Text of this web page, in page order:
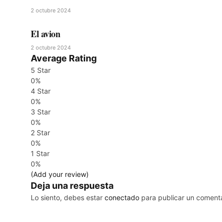
2 octubre 2024
El avion
2 octubre 2024
Average Rating
5 Star
0%
4 Star
0%
3 Star
0%
2 Star
0%
1 Star
0%
(Add your review)
Deja una respuesta
Lo siento, debes estar conectado para publicar un